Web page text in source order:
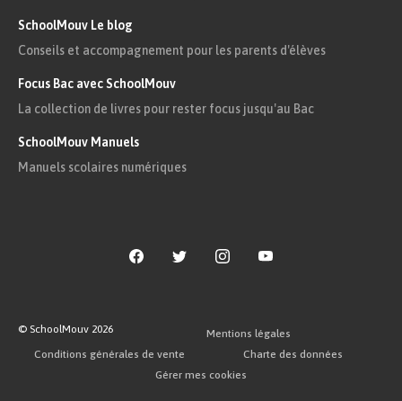
SchoolMouv Le blog
Conseils et accompagnement pour les parents d'élèves
Focus Bac avec SchoolMouv
La collection de livres pour rester focus jusqu'au Bac
SchoolMouv Manuels
Manuels scolaires numériques
© SchoolMouv 2026
Mentions légales
Conditions générales de vente
Charte des données
Gérer mes cookies